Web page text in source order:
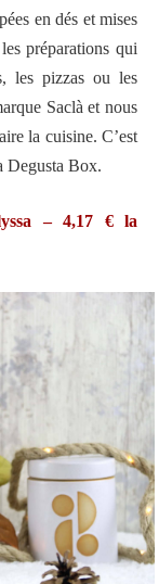
en dés et mises
préparations qui
les pizzas ou les
Saclà et nous
la cuisine. C’est
Degusta Box.
– 4,17 € la